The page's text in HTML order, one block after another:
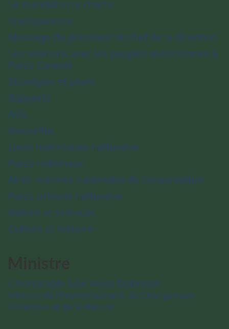
Le mandat et la charte
Transparence
Message du président et chef de la direction
Les relations avec les peuples autochtones à
Parcs Canada
Stratégies et plans
Rapports
Avis
Nouvelles
Lieux historiques nationaux
Parcs nationaux
Aires marines nationales de conservation
Parcs urbains nationaux
Nature et sciences
Culture et histoire
L’honorable Julie Aviva Dabrusin
Ministre de l’Environnement, du Changement
climatique et de la Nature